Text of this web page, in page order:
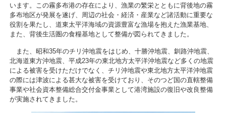
います。この霧多布港の存在により、漁業の繁栄とともに背後地の霧
多布地区が発展を遂げ、周辺の社会・経済・産業など諸活動に重要な
役割を果たし、道東太平洋海域の資源豊富な漁場を抱えた漁業基地、
また、背後生活圏の食糧基地として整備が図られてきました。
また、昭和35年のチリ沖地震をはじめ、十勝沖地震、釧路沖地震、
北海道東方沖地震、平成23年の東北地方太平洋沖地震など多くの地震
による被害を受けただけでなく、チリ沖地震や東北地方太平洋沖地震
の際には津波による甚大な被害を受けており、そのつど国の直轄整備
事業や社会資本整備総合交付金事業として港湾施設の復旧や改良整備
が実施されてきました。